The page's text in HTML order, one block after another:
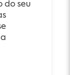
do seu